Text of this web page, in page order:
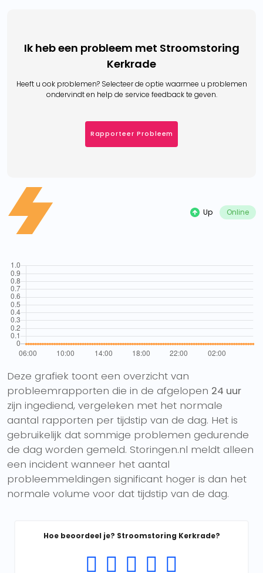
Ik heb een probleem met Stroomstoring
Kerkrade
Heeft u ook problemen? Selecteer de optie waarmee u problemen
ondervindt en help de service feedback te geven.
Rapporteer Probleem
Up Online
Deze grafiek toont een overzicht van
probleemrapporten die in de afgelopen 24 uur
zijn ingediend, vergeleken met het normale
aantal rapporten per tijdstip van de dag. Het is
gebruikelijk dat sommige problemen gedurende
de dag worden gemeld. Storingen.nl meldt alleen
een incident wanneer het aantal
probleemmeldingen significant hoger is dan het
normale volume voor dat tijdstip van de dag.
Hoe beoordeel je? Stroomstoring Kerkrade?